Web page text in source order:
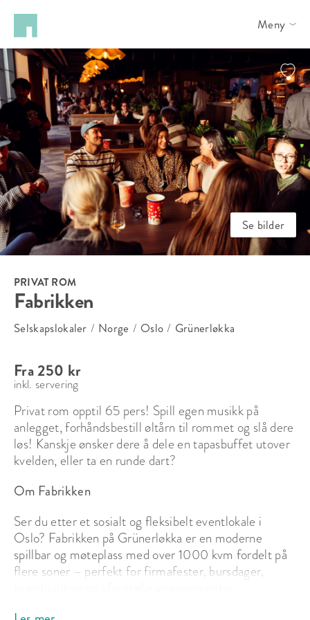
Meny
Se bilder
PRIVAT ROM
Fabrikken
Selskapslokaler / Norge / Oslo / Grünerløkka
Fra 250 kr
inkl. servering
Privat rom opptil 65 pers! Spill egen musikk på
anlegget, forhåndsbestill øltårn til rommet og slå dere
løs! Kanskje ønsker dere å dele en tapasbuffet utover
kvelden, eller ta en runde dart?
Om Fabrikken
Ser du etter et sosialt og fleksibelt eventlokale i
Oslo? Fabrikken på Grünerløkka er en moderne
spillbar og møteplass med over 1000 kvm fordelt på
flere soner – perfekt for firmafester, bursdager,